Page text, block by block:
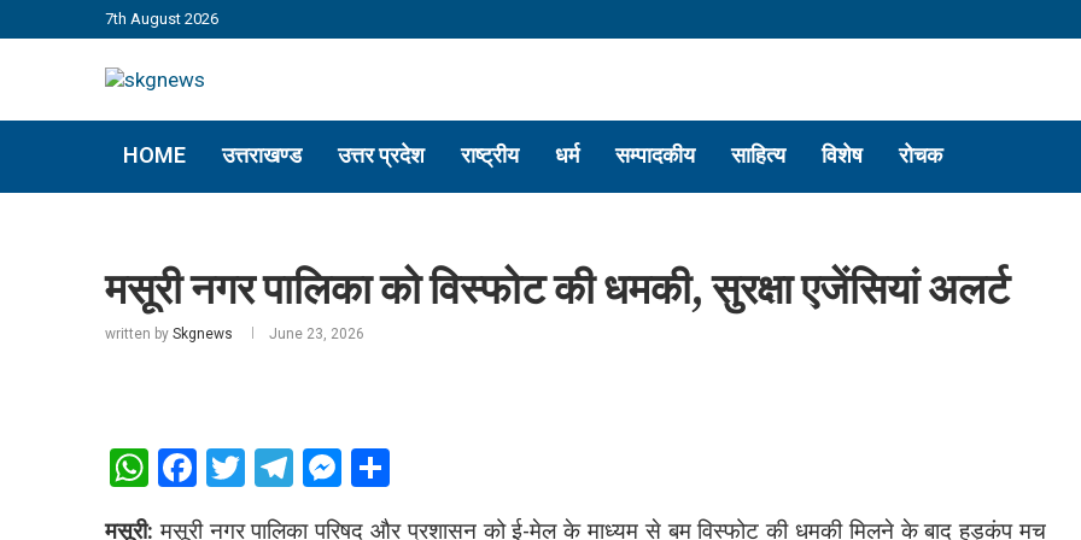
7th August 2026
HOME उत्तराखण्ड उत्तर प्रदेश राष्ट्रीय धर्म सम्पादकीय साहित्य विशेष रोचक
मसूरी नगर पालिका को विस्फोट की धमकी, सुरक्षा एजेंसियां अलर्ट
written by Skgnews June 23, 2026
WhatsApp
Facebook
Twitter
Telegram
Messenger
मसूरी: मसूरी नगर पालिका परिषद और प्रशासन को ई-मेल के माध्यम से बम विस्फोट की धमकी मिलने के बाद हड़कंप मच